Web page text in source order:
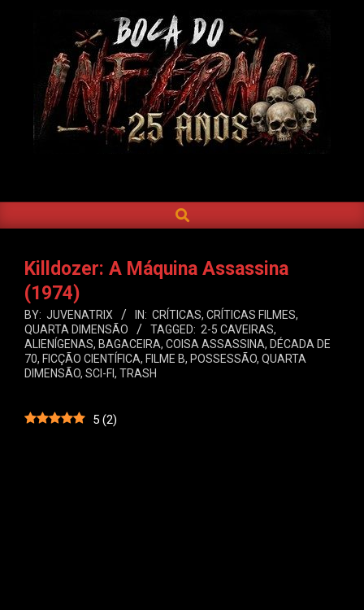
DO
INFERNO
Navigation
SEARCH
Killdozer: A Máquina Assassina
(1974)
BY: JUVENATRIX IN: CRÍTICAS, CRÍTICAS FILMES,
QUARTA DIMENSÃO
TAGGED: 2-5 CAVEIRAS,
ALIENÍGENAS, BAGACEIRA, COISA ASSASSINA, DÉCADA DE
70, FICÇÃO CIENTÍFICA, FILME B, POSSESSÃO, QUARTA
DIMENSÃO, SCI-FI, TRASH
5 (2)